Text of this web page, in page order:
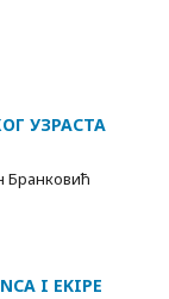
УЗРАСТА
Бранковић
I EKIPE